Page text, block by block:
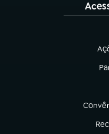
(abre